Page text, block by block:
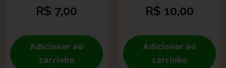
R$ 7,00
Adicionar ao
carrinho
R$ 10,00
Adicionar ao
carrinho